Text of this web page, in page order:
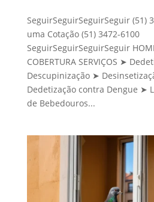
SeguirSeguirSeguirSeguir (51)
uma Cotação (51) 3472-6100
SeguirSeguirSeguirSeguir
COBERTURA SERVIÇOS ➤
Descupinização ➤
Dedetização contra Dengue ➤
de Bebedouros...